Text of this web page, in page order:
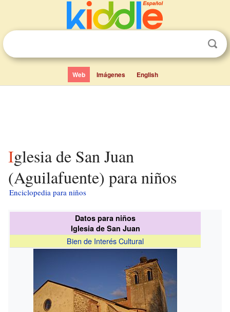
Web Imágenes English
Iglesia de San Juan
(Aguilafuente) para niños
Enciclopedia para niños
Datos para niños
Iglesia de San Juan
Bien de Interés Cultural